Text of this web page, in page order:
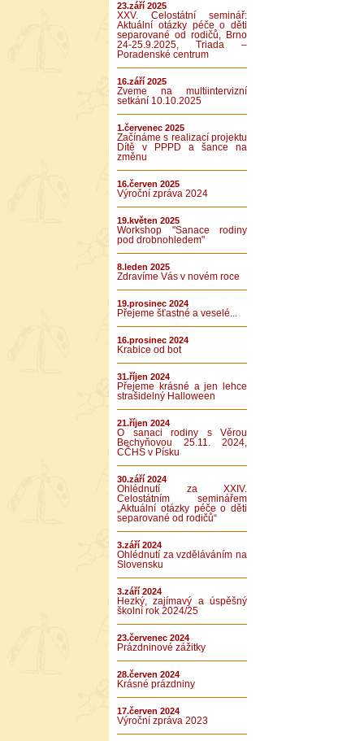
23.září 2025
XXV. Celostátní seminář:
Aktuální otázky péče o děti
separované od rodičů, Brno
24-25.9.2025, Triada –
Poradenské centrum
16.září 2025
Zveme na multiintervizní
setkání 10.10.2025
1.červenec 2025
Začínáme s realizací projektu
Dítě v PPPD a šance na
změnu
16.červen 2025
Výroční zpráva 2024
19.květen 2025
Workshop "Sanace rodiny
pod drobnohledem"
8.leden 2025
Zdravíme Vás v novém roce
19.prosinec 2024
Přejeme šťastné a veselé...
16.prosinec 2024
Krabice od bot
31.říjen 2024
Přejeme krásné a jen lehce
strašidelný Halloween
21.říjen 2024
O sanaci rodiny s Věrou
Bechyňovou 25.11. 2024,
CČHS v Písku
30.září 2024
Ohlédnutí za XXIV.
Celostátním seminářem
„Aktuální otázky péče o děti
separované od rodičů“
3.září 2024
Ohlédnutí za vzděláváním na
Slovensku
3.září 2024
Hezký, zajímavý a úspěšný
školní rok 2024/25
23.červenec 2024
Prázdninové zážitky
28.červen 2024
Krásné prázdniny
17.červen 2024
Výroční zpráva 2023